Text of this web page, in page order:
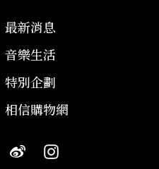
最新消息
音樂生活
特別企劃
相信購物網